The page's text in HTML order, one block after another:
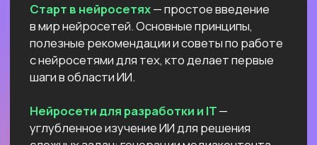
методы разработкив 2−4 раза быстрее
с помощью нейросетей и no-соde
инструментов!
Высшее образование 2